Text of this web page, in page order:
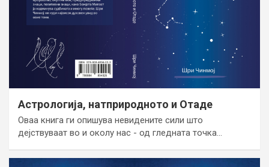
Астрологија, натприродното и Отаде
Oваа книга ги опишува невидените сили што
дејствуваат во и околу нас - од гледната точка…